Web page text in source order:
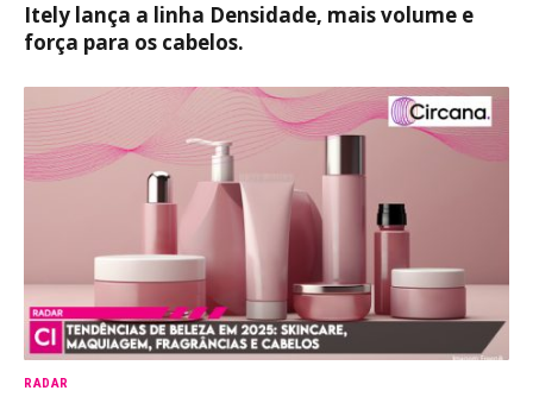
Itely lança a linha Densidade, mais volume e
força para os cabelos.
RADAR